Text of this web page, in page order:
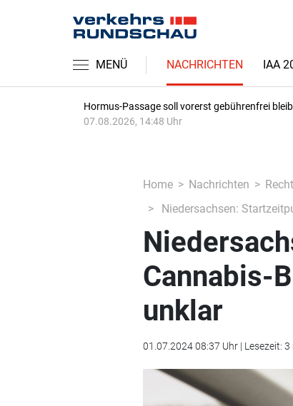
MENÜ NACHRICHTEN IAA
Hormus-Passage soll vorerst gebührenfrei
07.08.2026, 14:48 Uhr
Home Nachrichten
Niedersachsen:
Cannabis-
unklar
01.07.2024 08:37 Uhr | Lesezeit: 3